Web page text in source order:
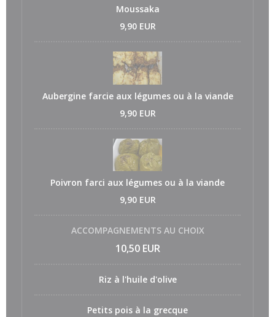
Moussaka
9,90 EUR
Aubergine farcie aux légumes ou à la viande
9,90 EUR
Poivron farci aux légumes ou à la viande
9,90 EUR
ACCOMPAGNEMENTS AU CHOIX
10,50 EUR
Riz à l'huile d'olive
Petits pois à la grecque